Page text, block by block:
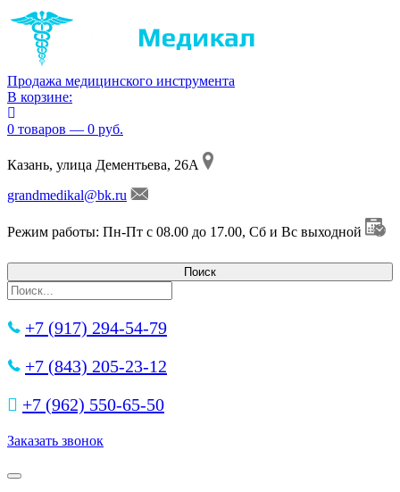
Продажа медицинского инструмента
В корзине:
0 товаров — 0 руб.
Казань, улица Дементьева, 26А
grandmedikal@bk.ru
Режим работы: Пн-Пт с 08.00 до 17.00, Сб и Вс выходной
+7 (917) 294-54-79
+7 (843) 205-23-12
+7 (962) 550‑65‑50‬
Заказать звонок
Toggle navigation